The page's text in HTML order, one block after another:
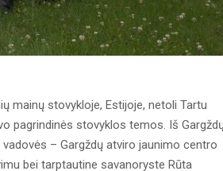
mainų stovykloje, Estijoje, netoli Tartu
pagrindinės stovyklos temos. Iš
– Gargždų atviro jaunimo centro
bei tarptautine savanoryste Rūta